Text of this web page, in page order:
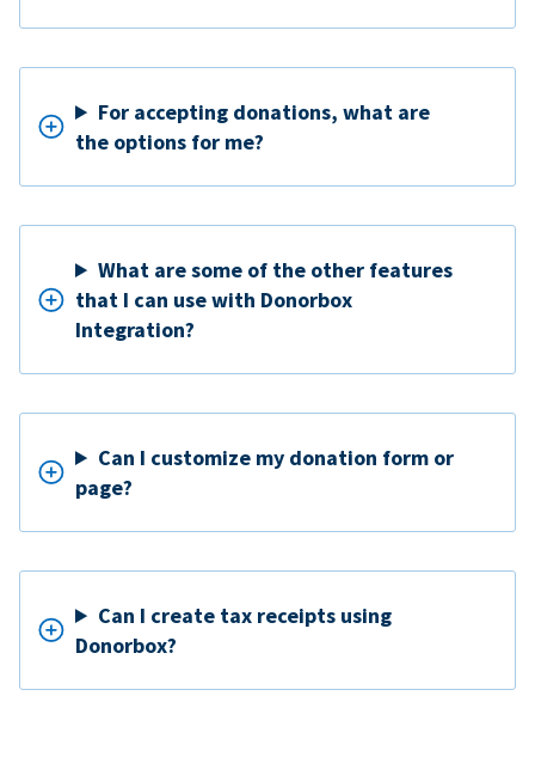
For accepting donations, what are
the options for me?
What are some of the other features
that I can use with Donorbox
Integration?
Can I customize my donation form or
page?
Can I create tax receipts using
Donorbox?